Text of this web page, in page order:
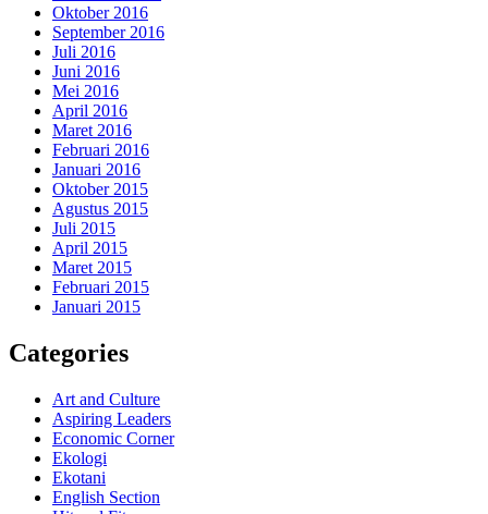
Oktober 2016
September 2016
Juli 2016
Juni 2016
Mei 2016
April 2016
Maret 2016
Februari 2016
Januari 2016
Oktober 2015
Agustus 2015
Juli 2015
April 2015
Maret 2015
Februari 2015
Januari 2015
Categories
Art and Culture
Aspiring Leaders
Economic Corner
Ekologi
Ekotani
English Section